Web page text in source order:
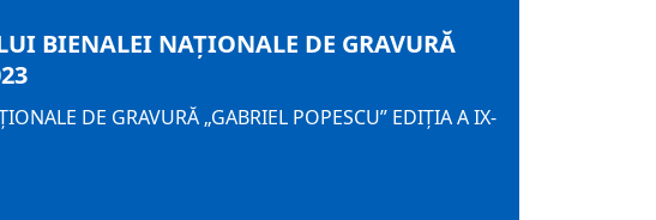
BIENALEI NAŢIONALE DE GRAVURĂ
DE GRAVURĂ „GABRIEL POPESCU” EDIŢIA A IX-